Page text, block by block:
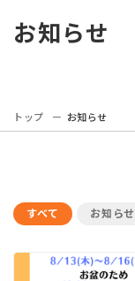
お知らせ
トップ お知らせ
すべて お知らせ